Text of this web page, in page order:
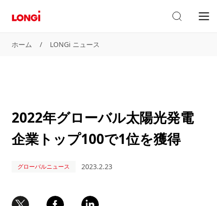
ホーム / LONGi ニュース
2022年グローバル太陽光発電
企業トップ100で1位を獲得
グローバルニュース 2023.2.23